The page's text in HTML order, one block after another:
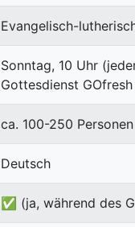
Evangelisch-
Sonntag, 10 Uhr
Gottesdienst
ca. 100-250 Personen
Deutsch
✅ (ja, während des